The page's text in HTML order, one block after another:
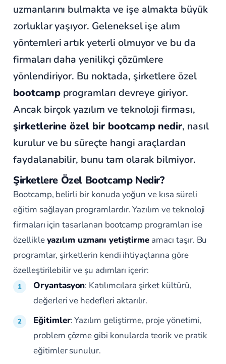
uzmanlarını bulmakta ve işe almakta büyük
zorluklar yaşıyor. Geleneksel işe alım
yöntemleri artık yeterli olmuyor ve bu da
firmaları daha yenilikçi çözümlere
yönlendiriyor. Bu noktada, şirketlere özel
bootcampprogramları devreye giriyor.
Ancak birçok yazılım ve teknoloji firması,
şirketlerine özel bir bootcamp nedir, nasıl
kurulur ve bu süreçte hangi araçlardan
faydalanabilir, bunu tam olarak bilmiyor.
Şirketlere Özel Bootcamp Nedir?
Bootcamp, belirli bir konuda yoğun ve kısa süreli
eğitim sağlayan programlardır. Yazılım ve teknoloji
firmaları için tasarlanan bootcamp programları ise
özellikleyazılım uzmanı yetiştirme amacı taşır. Bu
programlar, şirketlerin kendi ihtiyaçlarına göre
özelleştirilebilir ve şu adımları içerir:
Oryantasyon: Katılımcılara şirket kültürü,
değerleri ve hedefleri aktarılır.
Eğitimler: Yazılım geliştirme, proje yönetimi,
problem çözme gibi konularda teorik ve pratik
eğitimler sunulur.